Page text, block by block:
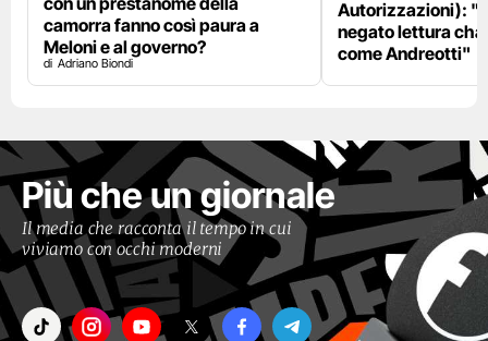
camorra fanno così paura a
Meloni e al governo?
Adriano Biondi
Autorizzazioni):
negato lettura
come Andreotti"
Più che un giornale
Il media che racconta il tempo in cui
viviamo con occhi moderni